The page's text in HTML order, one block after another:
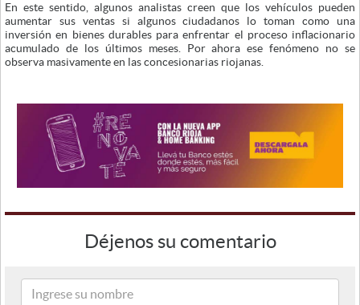
En este sentido, algunos analistas creen que los vehículos pueden
aumentar sus ventas si algunos ciudadanos lo toman como una
inversión en bienes durables para enfrentar el proceso inflacionario
acumulado de los últimos meses. Por ahora ese fenómeno no se
observa masivamente en las concesionarias riojanas.
Déjenos su comentario